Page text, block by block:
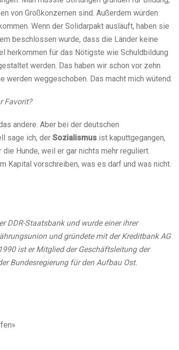
von Großkonzernen sind. Außerdem würden
Wenn der Solidarpakt ausläuft, haben sie
beschlossen wurde, dass die Länder keine
herkommen für das Nötigste wie Schuldbildung
werden. Das haben wir schon vor zehn
werden weggeschoben. Das macht mich wütend.
Favorit?
andere. Aber bei der deutschen
sage ich, der Sozialismus ist kaputtgegangen,
Hunde, weil er gar nichts mehr reguliert.
Kapital vorschreiben, was es darf und was nicht.
DDR-Staatsbank und wurde einer ihrer
und gründete mit der Kreditbank AG
ist er Mitglied der Geschäftsleitung der
Bundesregierung für den Aufbau Ost.